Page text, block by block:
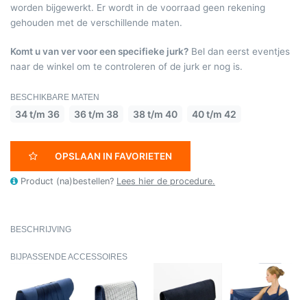
worden bijgewerkt. Er wordt in de voorraad geen rekening
gehouden met de verschillende maten.
Komt u van ver voor een specifieke jurk? Bel dan eerst eventjes
naar de winkel om te controleren of de jurk er nog is.
BESCHIKBARE MATEN
34 t/m 36 36 t/m 38 38 t/m 40 40 t/m 42
OPSLAAN IN FAVORIETEN
Product (na)bestellen? Lees hier de procedure.
BESCHRIJVING
BIJPASSENDE ACCESSOIRES